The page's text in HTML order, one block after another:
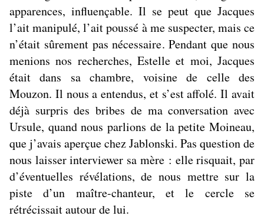
apparences, influençable. Il se peut que Jacques
l’ait manipulé, l’ait poussé à me suspecter, mais ce
n’était sûrement pas nécessaire. Pendant que nous
menions nos recherches, Estelle et moi, Jacques
était dans sa chambre, voisine de celle des
Mouzon. Il nous a entendus, et s’est affolé. Il avait
déjà surpris des bribes de ma conversation avec
Ursule, quand nous parlions de la petite Moineau,
que j’avais aperçue chez Jablonski. Pas question de
nous laisser interviewer sa mère : elle risquait, par
d’éventuelles révélations, de nous mettre sur la
piste d’un maître-chanteur, et le cercle se
rétrécissait autour de lui.